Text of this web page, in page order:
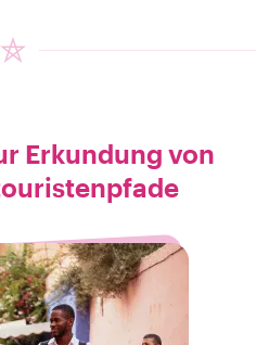
Erkundung von